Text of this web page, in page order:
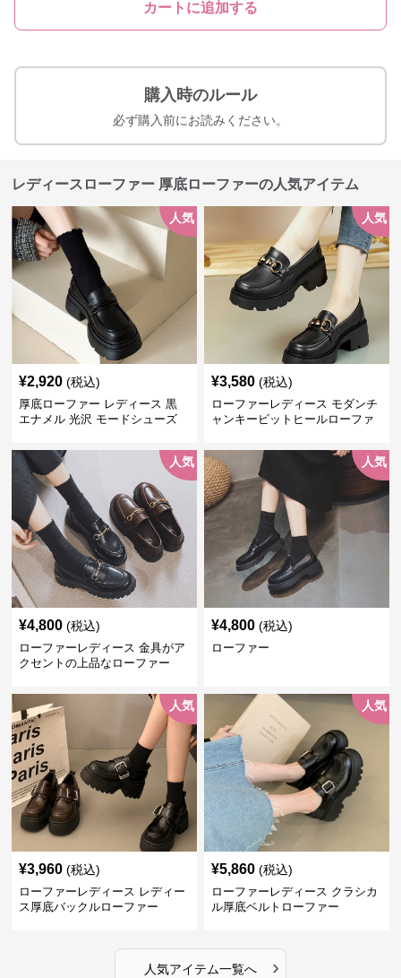
カートに追加する
購入時のルール
必ず購入前にお読みください。
レディースローファー 厚底ローファーの人気アイテム
人気
¥2,920 (税込)
厚底ローファー レディース 黒
エナメル 光沢 モードシューズ
人気
¥3,580 (税込)
ローファーレディース モダンチ
ャンキービットヒールローファ
人気
¥4,800 (税込)
ローファーレディース 金具がア
クセントの上品なローファー
人気
¥4,800 (税込)
ローファー
人気
¥3,960 (税込)
ローファーレディース レディー
ス厚底バックルローファー
人気
¥5,860 (税込)
ローファーレディース クラシカ
ル厚底ベルトローファー
人気アイテム一覧へ ›